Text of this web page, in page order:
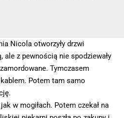
Nicola otworzyły drzwi
ale z pewnością nie spodziewały
Tymczasem
Potem tam samo
w mogiłach. Potem czekał na